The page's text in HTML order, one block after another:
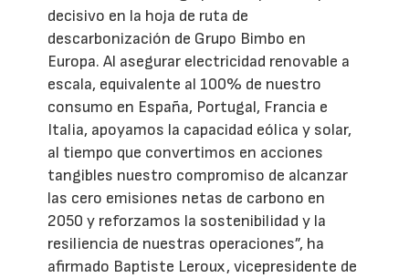
decisivo en la hoja de ruta de
descarbonización de Grupo Bimbo en
Europa. Al asegurar electricidad renovable a
escala, equivalente al 100% de nuestro
consumo en España, Portugal, Francia e
Italia, apoyamos la capacidad eólica y solar,
al tiempo que convertimos en acciones
tangibles nuestro compromiso de alcanzar
las cero emisiones netas de carbono en
2050 y reforzamos la sostenibilidad y la
resiliencia de nuestras operaciones”, ha
afirmado Baptiste Leroux, vicepresidente de